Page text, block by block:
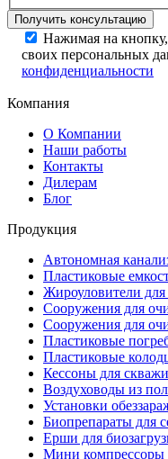
Нажимая на кнопку,
своих персональных
конфиденциальности
Компания
О Компании
Наши работы
Контакты
Дилерам
Блог
Продукция
Автономная
Пластиковые
Жироуловители для
Сооружения для
Сооружения для
Пластиковые
Пластиковые
Кессоны для
Воздуховоды из
Установки
Биопрепараты для
Ерши для
Мини компрессоры